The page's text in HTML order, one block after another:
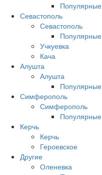
Популярные
Севастополь
Севастополь
Популярные
Учкуевка
Кача
Алушта
Алушта
Популярные
Симферополь
Симферополь
Популярные
Керчь
Керчь
Героевское
Другие
Оленевка